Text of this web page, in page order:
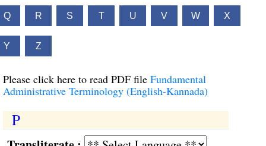
Q R S T U V W X
Y Z
Please click here to read PDF file Fundamental
Administrative Terminology (English-Kannada)
P